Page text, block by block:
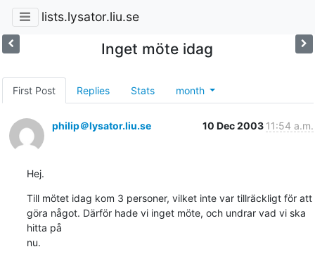
lists.lysator.liu.se
Inget möte idag
First Post Replies Stats month
philip＠lysator.liu.se 10 Dec 2003 11:54 a.m.
Hej.
Till mötet idag kom 3 personer, vilket inte var tillräckligt för att
göra något. Därför hade vi inget möte, och undrar vad vi ska
hitta på
nu.